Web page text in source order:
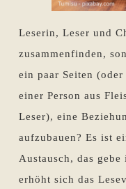
Leserin, Leser und
zusammenfinden,
ein paar Seiten
einer Person aus
Leser), eine
aufzubauen? Es ist
Austausch, das
erhöht sich das